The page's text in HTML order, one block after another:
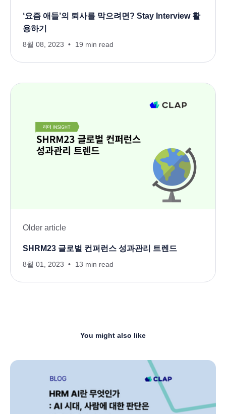
‘요즘 애들’의 퇴사를 막으려면? Stay Interview 활
용하기
8월 08, 2023 19 min read
Older article
SHRM23 글로벌 컨퍼런스 성과관리 트렌드
8월 01, 2023 13 min read
You might also like